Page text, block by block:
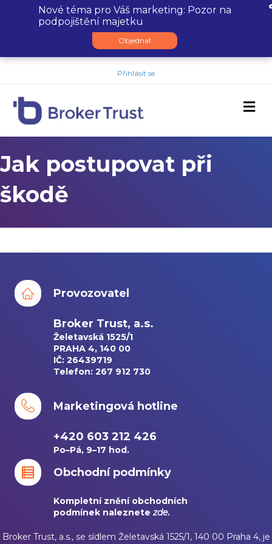
Přihlásit se
Jak postupovat při
škodě
Provozovatel
Broker Trust, a.s.
Želetavská 1525/1
PRAHA 4, 140 00
IČ: 26439719
Telefon: 267 912 730
Marketingová hotline
+420 603 212 426
Po–Pá, 9–17 hod.
Obchodní podmínky
Kompletní znění obchodních
podmínek naleznetezde.
Broker Trust, a.s., se sídlem Želetavská 1525/1, 140 00 Praha 4, je
Nové téma pro Váš marketing: Pozor na
podpojištění majetku
Objednat